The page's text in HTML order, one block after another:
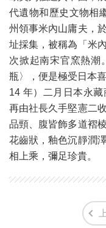
代遺物和歷史文物相
州領事米內山庸夫，
址採集，被稱為「米
次掀起南宋官窯熱潮
瓶〉，便是極受日本
14 年）二月日本永
再由社長久手堅憲二
品頸、腹皆飾多道褶
花齒狀，釉色沉靜潤
相上乘，彌足珍貴。